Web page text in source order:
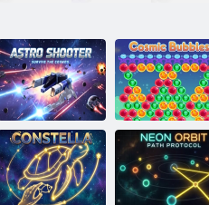
Астрошутер
Космические
пузыри